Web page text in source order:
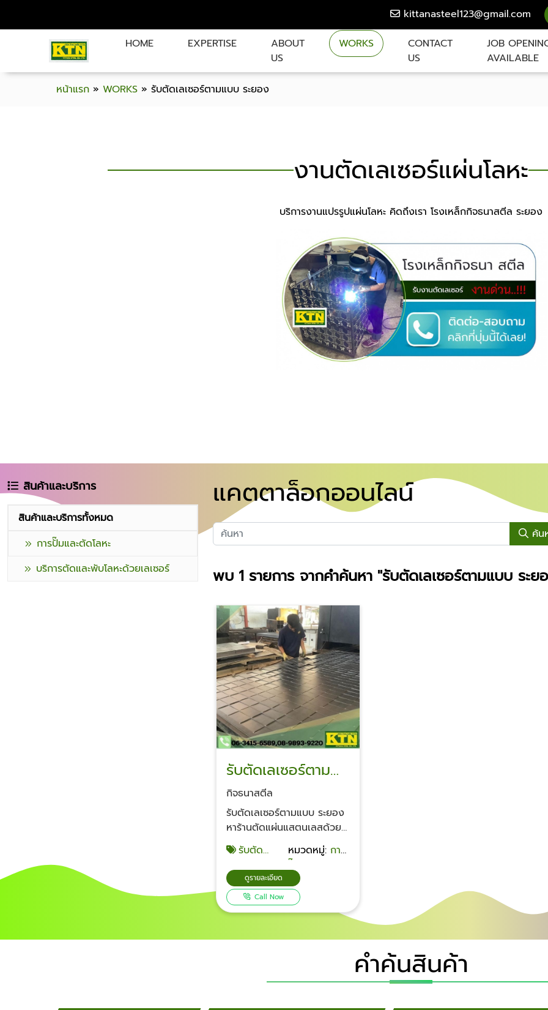
kittanasteel123@gmail.com
HOME
EXPERTISE
ABOUT
US
WORKS
CONTACT
US
JOB
AVAILABLE
หน้าแรก » WORKS » รับตัดเลเซอร์ตามแบบ ระยอง
งานตัดเลเซอร์แผ่นโลหะ
บริการงานแปรรูปแผ่นโลหะ คิดถึงเรา โรงเหล็กกิจธนาสตีล ระยอง
สินค้าและบริการ
สินค้าและบริการทั้งหมด
การปั๊มและตัดโลหะ
บริการตัดและพับโลหะด้วยเลเซอร์
แคตตาล็อกออนไลน์
ค้น
พบ 1 รายการ จากคำค้นหา "รับตัดเลเซอร์ตามแบบ ระย
รับตัดเลเซอร์ตาม
แบบ ระยอง
กิจธนาสตีล
รับตัดเลเซอร์ตามแบบ ระยอง
หาร้านตัดแผ่นแสตนเลสด้วย
เลเซอร์ ระยอง โรงเหล็กกิจ
ธนา สตีล รับงานด่วน นิคม
พัฒนา รับงานตัดเลเซอร์แผ่น
เหล็ก แสตนเลส แผ่นโลหะ อลู
มิเนียม ทองแดง ทองเหลือง
งานฉลุลาย งานเจาะรูกลม
รับตัด
แบบ ระยอง
หมวดหมู่: การ
ปั๊มและตัดโลหะ
ดูรายละเอียด
Call Now
คำค้นสินค้า